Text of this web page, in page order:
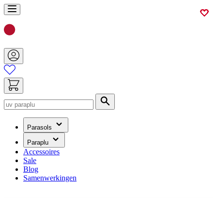
Ga
naar
de
inhoud
Parasols
(heeft
submenu)
Paraplu
(heeft
submenu)
Accessoires
Sale
Blog
Samenwerkingen